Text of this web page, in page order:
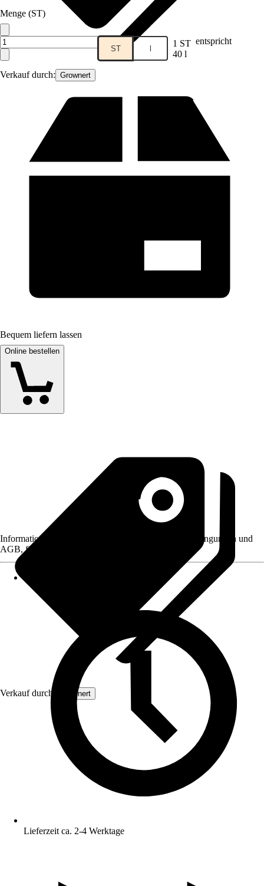
Verkauf durch: Grownert
Menge (ST)
ST l 1 ST entspricht
40 l
Bequem liefern lassen
Online bestellen
Verkauf durch: Grownert
Informationen des Verkäufers, wie z. B. Rückgabebedingungen und
AGB, finden Sie bei Klick auf den Verkäufernamen.
Lieferzeit ca. 2-4 Werktage